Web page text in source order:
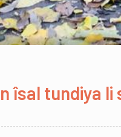
îsal tundiya